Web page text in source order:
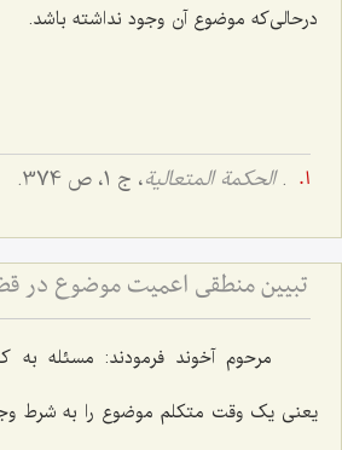
درحالی‌که موضوع آن وجود نداشته باشد.
.الحکمة المتعالیة، ج 1، ص 374.
مرحوم آخوند فرمودند: مسئله به
یعنی یک وقت متکلم موضوع را به شرط